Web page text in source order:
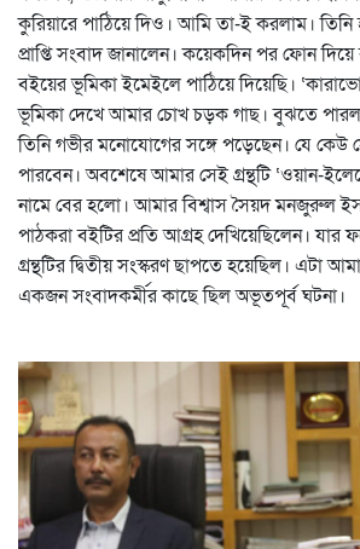
কুরিয়ারে পাঠিয়ে দিও। আমি তা-ই করলাম।
প্রাপ্তি সংবাদ জানালেন। কয়েকদিন পর ফোন
বইয়ের ভূমিকা ইমেইলে পাঠিয়ে দিয়েছি।
ভূমিকা দেখে আমার চোখ চড়ক গাছ। বুঝতে
তিনি গভীর মনোযোগের সঙ্গে পড়েছেন। যে
পারবেন। অবশেষে আমার সেই গ্রন্থটি ‘ওয়ান-
নামে বের হলো। আমার বিশ্বাস সৈয়দ মনজুরুল
পাঠকরা বইটির প্রতি আগ্রহ দেখিয়েছিলেন। যার
গ্রন্থটির দ্বিতীয় সংস্করণ ছাপতে হয়েছিল। এটা
একজন সংবাদকর্মীর কাছে ছিল অভূতপূর্ব ঘটনা।